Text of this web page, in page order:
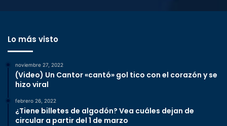
Lo más visto
noviembre 27, 2022
(Video) Un Cantor «cantó» gol tico con el corazón y se
hizo viral
febrero 26, 2022
¿Tiene billetes de algodón? Vea cuáles dejan de
circular a partir del 1 de marzo